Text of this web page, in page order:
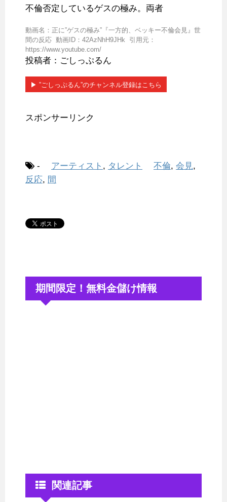
不倫否定しているゲスの極み。両者
動画名：正に”ゲスの極み”『一方的、ベッキー不倫会見』世
間の反応 動画ID：42AzNhH9JHk 引用元：
https://www.youtube.com/
投稿者：ごしっぷるん
▶︎ ”ごしっぷるん”のチャンネル登録はこちら
スポンサーリンク
- アーティスト , タレント 不倫, 会見,
反応, 間
期間限定！無料金儲け情報
関連記事